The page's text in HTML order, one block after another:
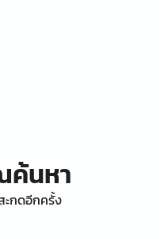
ค้นหา
ะกดอีกครั้ง